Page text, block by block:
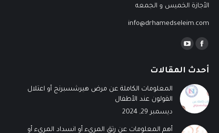
الأجازة الخميس و الجمعه
info@drhamedseleim.com
Find us on:
أحدث المقالات
المعلومات الكاملة عن مرض هيرشسبرنج أو اعتلال
القولون عند الأطفال
ديسمبر 29, 2024
أهم المعلومات عن رتق المريء أو انسداد المريء أو